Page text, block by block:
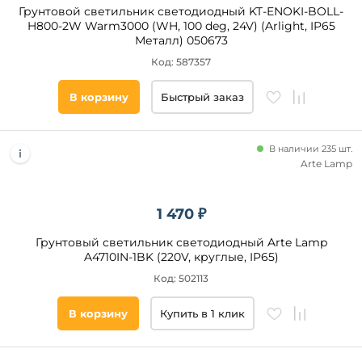
фильтры
товары
Грунтовой светильник светодиодный KT-ENOKI-BOLL-
H800-2W Warm3000 (WH, 100 deg, 24V) (Arlight, IP65
Металл) 050673
Код: 587357
В корзину Быстрый заказ
1 470 ₽
Грунтовый светильник светодиодный Arte Lamp
A4710IN-1BK (220V, круглые, IP65)
В наличии 235 шт.
Код: 502113
Arte Lamp
В корзину Купить в 1 клик